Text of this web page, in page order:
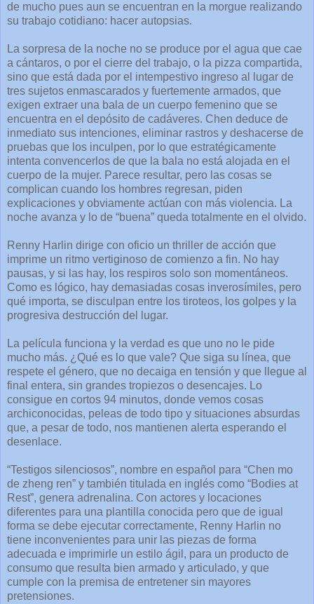
de mucho pues aun se encuentran en la morgue realizando
su trabajo cotidiano: hacer autopsias.
La sorpresa de la noche no se produce por el agua que cae
a cántaros, o por el cierre del trabajo, o la pizza compartida,
sino que está dada por el intempestivo ingreso al lugar de
tres sujetos enmascarados y fuertemente armados, que
exigen extraer una bala de un cuerpo femenino que se
encuentra en el depósito de cadáveres. Chen deduce de
inmediato sus intenciones, eliminar rastros y deshacerse de
pruebas que los inculpen, por lo que estratégicamente
intenta convencerlos de que la bala no está alojada en el
cuerpo de la mujer. Parece resultar, pero las cosas se
complican cuando los hombres regresan, piden
explicaciones y obviamente actúan con más violencia. La
noche avanza y lo de “buena” queda totalmente en el olvido.
Renny Harlin dirige con oficio un thriller de acción que
imprime un ritmo vertiginoso de comienzo a fin. No hay
pausas, y si las hay, los respiros solo son momentáneos.
Como es lógico, hay demasiadas cosas inverosímiles, pero
qué importa, se disculpan entre los tiroteos, los golpes y la
progresiva destrucción del lugar.
La película funciona y la verdad es que uno no le pide
mucho más. ¿Qué es lo que vale? Que siga su línea, que
respete el género, que no decaiga en tensión y que llegue al
final entera, sin grandes tropiezos o desencajes. Lo
consigue en cortos 94 minutos, donde vemos cosas
archiconocidas, peleas de todo tipo y situaciones absurdas
que, a pesar de todo, nos mantienen alerta esperando el
desenlace.
“Testigos silenciosos”, nombre en español para “Chen mo
de zheng ren” y también titulada en inglés como “Bodies at
Rest”, genera adrenalina. Con actores y locaciones
diferentes para una plantilla conocida pero que de igual
forma se debe ejecutar correctamente, Renny Harlin no
tiene inconvenientes para unir las piezas de forma
adecuada e imprimirle un estilo ágil, para un producto de
consumo que resulta bien armado y articulado, y que
cumple con la premisa de entretener sin mayores
pretensiones.